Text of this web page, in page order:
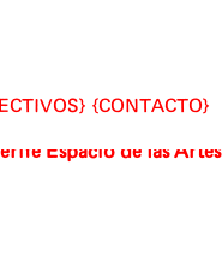
CONTACTO
Espacio de las Artes